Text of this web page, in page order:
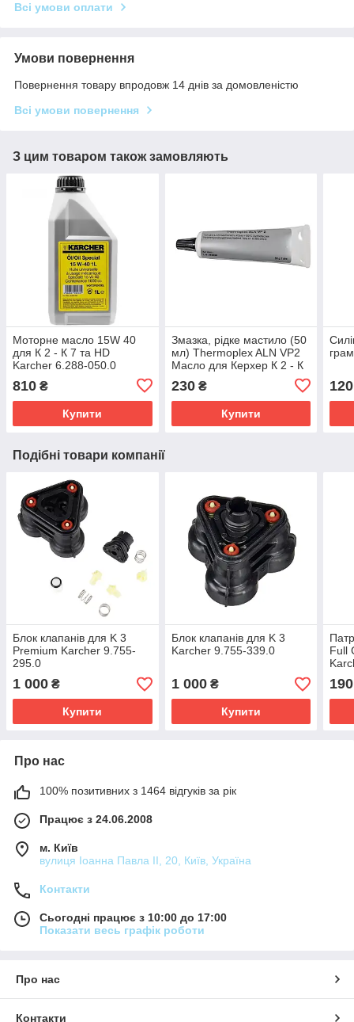
Всі умови оплати
Умови повернення
Повернення товару впродовж 14 днів за домовленістю
Всі умови повернення
З цим товаром також замовляють
Моторне масло 15W 40
для К 2 - К 7 та HD
Karcher 6.288-050.0
810 ₴
Купити
Змазка, рідке мастило (50
мл) Thermoplex ALN VP2
Масло для Керхер К 2 - К
3 - К 4 - К 5 Karcher 6.964-
092.0
230₴
Купити
120
Подібні товари компанії
Блок клапанів для K 3
Premium Karcher 9.755-
295.0
1 000 ₴
Купити
Блок клапанів для K 3
Karcher 9.755-339.0
1 000₴
Купити
Full
190
Про нас
100% позитивних з 1464 відгуків за рік
Працює з 24.06.2008
м. Київ
вулиця Іоанна Павла ІІ, 20, Київ, Україна
Контакти
Сьогодні працює з 10:00 до 17:00
Показати весь графік роботи
Про нас
Контакти